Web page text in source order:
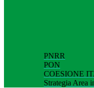
PNRR
PON
COESIONE
Strategia Area